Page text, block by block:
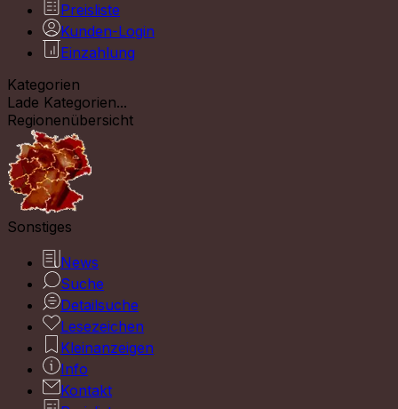
Preisliste
Kunden-Login
Einzahlung
Kategorien
Lade Kategorien...
Regionenübersicht
Sonstiges
News
Suche
Detailsuche
Lesezeichen
Kleinanzeigen
Info
Kontakt